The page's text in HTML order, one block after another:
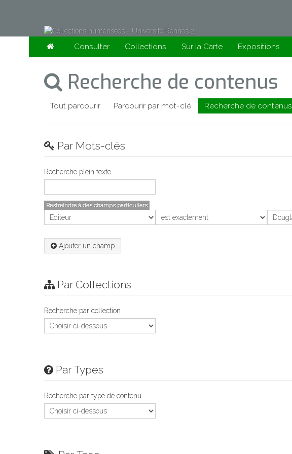
Consulter Collections Sur la Carte Expositions
Recherche de contenus
Tout parcourir Parcourir par mot-clé Recherche de contenus
Par Mots-clés
Recherche plein texte
Restreindre à des champs particuliers
Ajouter un champ
Par Collections
Recherche par collection
Par Types
Recherche par type de contenu